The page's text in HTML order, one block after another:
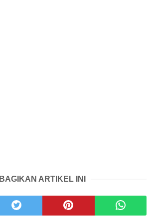
BAGIKAN ARTIKEL INI